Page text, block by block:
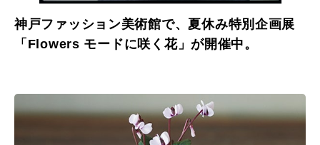
神戸ファッション美術館で、夏休み特別企画展
「Flowers モードに咲く花」が開催中。